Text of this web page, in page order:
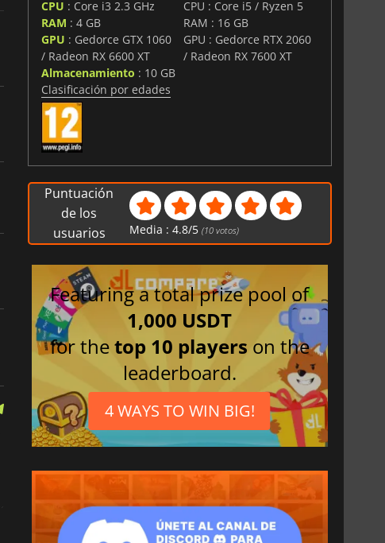
CPU : Core i3 2.3 GHz
RAM : 4 GB
GPU : Gedorce GTX 1060
/ Radeon RX 6600 XT
Almacenamiento : 10 GB
CPU : Core i5 / Ryzen 5
RAM : 16 GB
GPU : Gedorce RTX 2060
/ Radeon RX 7600 XT
Clasificación por edades
Puntuación
de los
usuarios
Media :4.8/5 (10 votos)
Featuring a total prize pool of
1,000 USDT
for thetop 10 players on the
leaderboard.
4 WAYS TO WIN BIG!